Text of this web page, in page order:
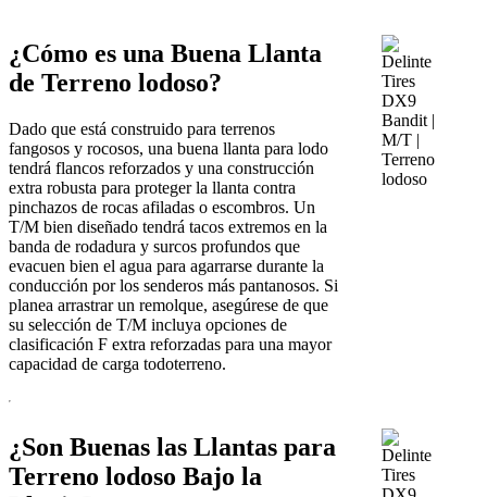
¿Cómo es una Buena Llanta
de Terreno lodoso?
Dado que está construido para terrenos
fangosos y rocosos, una buena llanta para lodo
tendrá flancos reforzados y una construcción
extra robusta para proteger la llanta contra
pinchazos de rocas afiladas o escombros. Un
T/M bien diseñado tendrá tacos extremos en la
banda de rodadura y surcos profundos que
evacuen bien el agua para agarrarse durante la
conducción por los senderos más pantanosos. Si
planea arrastrar un remolque, asegúrese de que
su selección de T/M incluya opciones de
clasificación F extra reforzadas para una mayor
capacidad de carga todoterreno.
¿Son Buenas las Llantas para
Terreno lodoso Bajo la